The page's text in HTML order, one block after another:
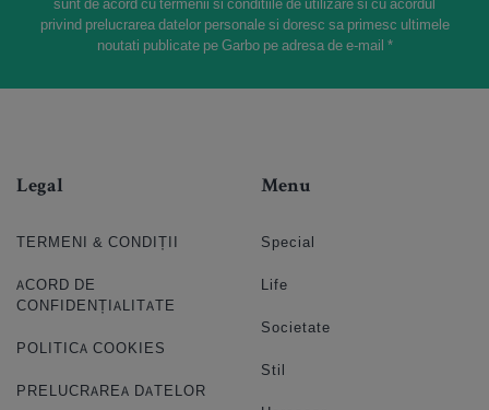
sunt de acord cu termenii si conditiile de utilizare si cu acordul
privind prelucrarea datelor personale si doresc sa primesc ultimele
noutati publicate pe Garbo pe adresa de e-mail *
Legal
TERMENI & CONDIȚII
ACORD DE
CONFIDENȚIALITATE
POLITICA COOKIES
PRELUCRAREA DATELOR
Menu
Special
Life
Societate
Stil